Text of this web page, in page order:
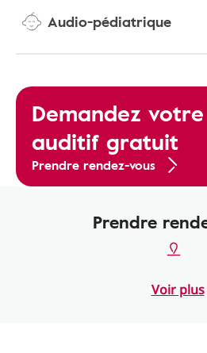
Audio-pédiatrique
Demandez
auditif gratuit
Prendre rendez-vous
Prendre
Voir plus